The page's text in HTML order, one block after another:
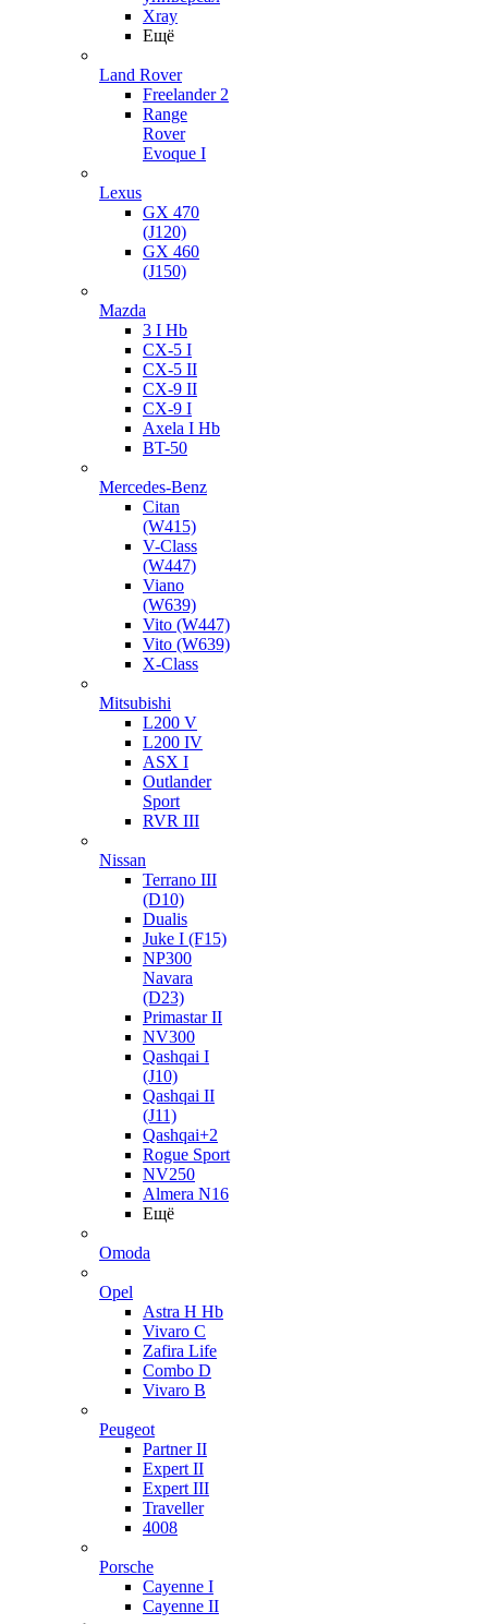
Xray
Ещё
Land Rover
Freelander 2
Range
Rover
Evoque I
Lexus
GX 470
(J120)
GX 460
(J150)
Mazda
3 I Hb
CX-5 I
CX-5 II
CX-9 II
CX-9 I
Axela I Hb
BT-50
Mercedes-Benz
Citan
(W415)
V-Class
(W447)
Viano
(W639)
Vito (W447)
Vito (W639)
X-Class
Mitsubishi
L200 V
L200 IV
ASX I
Outlander
Sport
RVR III
Nissan
Terrano III
(D10)
Dualis
Juke I (F15)
NP300
Navara
(D23)
Primastar II
NV300
Qashqai I
(J10)
Qashqai II
(J11)
Qashqai+2
Rogue Sport
NV250
Almera N16
Ещё
Omoda
Opel
Astra H Hb
Vivaro C
Zafira Life
Combo D
Vivaro B
Peugeot
Partner II
Expert II
Expert III
Traveller
4008
Porsche
Cayenne I
Cayenne II